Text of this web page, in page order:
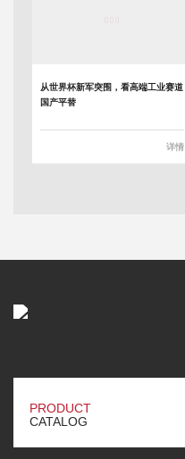
从世界杯新军突围，看高端工业赛道
国产平替
详情
PRODUCT
CATALOG